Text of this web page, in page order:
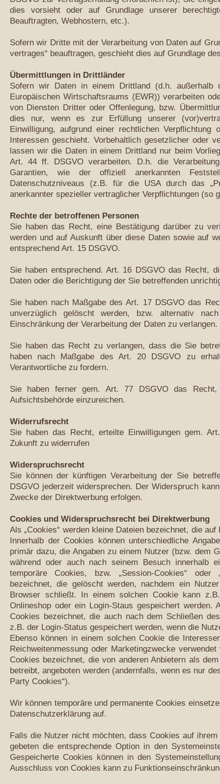
dies vorsieht oder auf Grundlage unserer
Beauftragten, Webhostern, etc.).
Sofern wir Dritte mit der Verarbeitung von Daten auf
vertrages“ beauftragen, geschieht dies auf Grundlage
Übermittlungen in Drittländer
Sofern wir Daten in einem Drittland (d.h. außerhalb
Europäischen Wirtschaftsraums (EWR)) verarbeiten
von Diensten Dritter oder Offenlegung, bzw.
dies nur, wenn es zur Erfüllung unserer
Einwilligung, aufgrund einer rechtlichen Verpflichtung
Interessen geschieht. Vorbehaltlich gesetzlicher oder
lassen wir die Daten in einem Drittland nur beim
Art. 44 ff. DSGVO verarbeiten. D.h. die
Garantien, wie der offiziell anerkannten
Datenschutzniveaus (z.B. für die USA durch das
anerkannter spezieller vertraglicher Verpflichtungen (so
Rechte der betroffenen Personen
Sie haben das Recht, eine Bestätigung darüber zu
werden und auf Auskunft über diese Daten sowie auf
entsprechend Art. 15 DSGVO.
Sie haben entsprechend. Art. 16 DSGVO das Recht,
Daten oder die Berichtigung der Sie betreffenden
Sie haben nach Maßgabe des Art. 17 DSGVO das
unverzüglich gelöscht werden, bzw. alternativ
Einschränkung der Verarbeitung der Daten zu verlangen.
Sie haben das Recht zu verlangen, dass die Sie
haben nach Maßgabe des Art. 20 DSGVO zu
Verantwortliche zu fordern.
Sie haben ferner gem. Art. 77 DSGVO das
Aufsichtsbehörde einzureichen.
Widerrufsrecht
Sie haben das Recht, erteilte Einwilligungen gem.
Zukunft zu widerrufen
Widerspruchsrecht
Sie können der künftigen Verarbeitung der Sie
DSGVO jederzeit widersprechen. Der Widerspruch
Zwecke der Direktwerbung erfolgen.
Cookies und Widerspruchsrecht bei Direktwerbung
Als „Cookies“ werden kleine Dateien bezeichnet, die
Innerhalb der Cookies können unterschiedliche
primär dazu, die Angaben zu einem Nutzer (bzw. dem
während oder auch nach seinem Besuch innerhalb
temporäre Cookies, bzw. „Session-Cookies“ oder
bezeichnet, die gelöscht werden, nachdem ein
Browser schließt. In einem solchen Cookie kann
Onlineshop oder ein Login-Staus gespeichert werden.
Cookies bezeichnet, die auch nach dem Schließen
z.B. der Login-Status gespeichert werden, wenn die
Ebenso können in einem solchen Cookie die
Reichweitenmessung oder Marketingzwecke
Cookies bezeichnet, die von anderen Anbietern als
betreibt, angeboten werden (andernfalls, wenn es nur
Party Cookies“).
Wir können temporäre und permanente Cookies
Datenschutzerklärung auf.
Falls die Nutzer nicht möchten, dass Cookies auf
gebeten die entsprechende Option in den
Gespeicherte Cookies können in den
Ausschluss von Cookies kann zu